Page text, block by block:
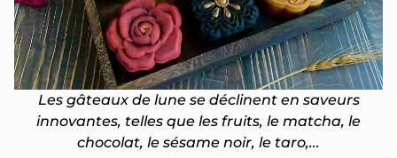
Les gâteaux de lune se déclinent en saveurs
innovantes, telles que les fruits, le matcha, le
chocolat, le sésame noir, le taro,...